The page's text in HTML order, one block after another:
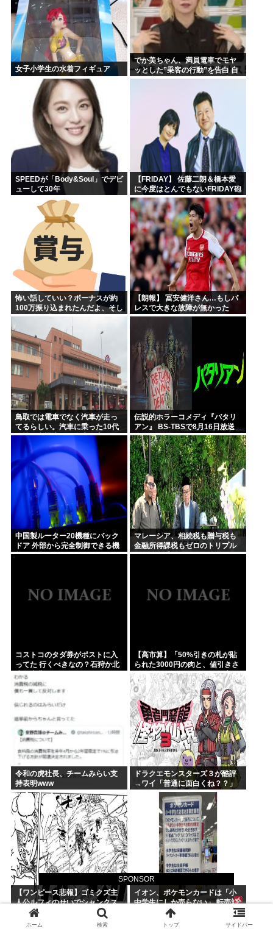
SPONSOR
女子小学生の水着フィギュア
でか美ちゃん、満員電車でモヤ
ッとした”乗客の行動”を告白 自
身を扇子などであおぐ人に「オ
イニーがつらくて…」
SPEEDが「Body&Soul」でデビ
ューして30年
【FRIDAY】 佐藤二朗＆橋本愛
に今度はとんでもないFRIDAY砲
が炸裂してしまう！
怖い話していい？ボーナスが約
100万振り込まれたんだよ、そし
たら嫁が「5万円使っていいよ」
【朗報】 冨安健洋さん…もしパ
レスで大きな故障が無かった
ら、アーセナルのメディカルが
悪かったことがハッキリする件
ｗｗｗｗ
鳥取では電車でなく汽車が走っ
てるらしい。汽車に乗った10代
女性が意識失う。汽車汽車ぽっ
ぽぽっぽ
伝説的ホラーコメディ『バタリ
アン』 BS-TBSで8月16日放送
中国製ルーター20機種にバック
ドア 外部から完全制御できる機
能が仕込まれていた
マレーシア、相続税も贈与税も
金融所得課税もゼロのトリプル
ゼロで優秀な移民を海外から集
コストコのタダ券がポストに入
ってた 行くべきなの？石狩か北
広島大曲だよな
【高市算】「50%引きの札が貼
られた3000円の肉と、値引きさ
れていない1000円の肉では安い
のはどちらか」父の答え「50%
引きの肉」
令和の虎社長、チームみらい支
持表明www
ドラクエモンスターズ３が酷評
→ワイ「普通に面白くね？？」
【ワンピース悲報】ゴミクズ主
人公ルフィのせいでシャンクス
に続きギャバンの腕も無くなる
www
イオン、ポケモンカードは「小
中学生にしか売らない」 転売対
策の決断が「素晴らしい」
【画像】 日産が社運をかけて発売するSUVｗｗｗｗｗ
ホーム 検索 トップ サイドバー